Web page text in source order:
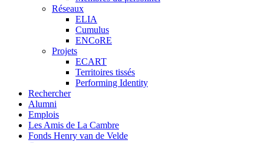
Réseaux
ELIA
Cumulus
ENCoRE
Projets
ECART
Territoires tissés
Performing Identity
Rechercher
Alumni
Emplois
Les Amis de La Cambre
Fonds Henry van de Velde